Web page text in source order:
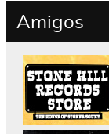
Amigos